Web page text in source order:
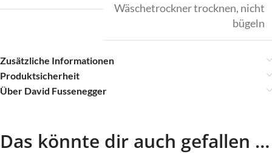
Wäschetrockner trocknen, nicht
bügeln
Zusätzliche Informationen
Produktsicherheit
Über David Fussenegger
Das könnte dir auch gefallen …